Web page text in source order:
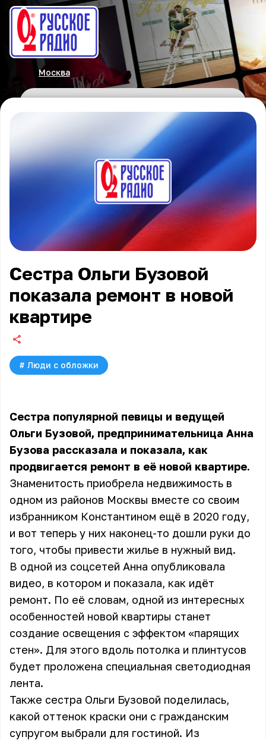
Москва
Сестра Ольги Бузовой
показала ремонт в новой
квартире
# Люди с обложки
Сестра популярной певицы и ведущей
Ольги Бузовой, предпринимательница Анна
Бузова рассказала и показала, как
продвигается ремонт в её новой квартире.
Знаменитость приобрела недвижимость в
одном из районов Москвы вместе со своим
избранником Константином ещё в 2020 году,
и вот теперь у них наконец-то дошли руки до
того, чтобы привести жилье в нужный вид.
В одной из соцсетей Анна опубликовала
видео, в котором и показала, как идёт
ремонт. По её словам, одной из интересных
особенностей новой квартиры станет
создание освещения с эффектом «парящих
стен». Для этого вдоль потолка и плинтусов
будет проложена специальная светодиодная
лента.
Также сестра Ольги Бузовой поделилась,
какой оттенок краски они с гражданским
супругом выбрали для гостиной. Из